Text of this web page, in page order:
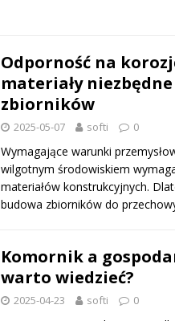
Odporność na
materiały
zbiorników
2025-05-07 softi 0
Wymagające warunki
wilgotnym środowiskiem
materiałów konstrukcyjnych.
budowa zbiorników do
Komornik a
warto wiedzieć?
2025-04-23 softi 0